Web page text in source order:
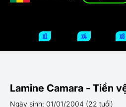
x1 x4 x8
Lamine Camara - Tiền
Ngày sinh: 01/01/2004 (22 tuổi)